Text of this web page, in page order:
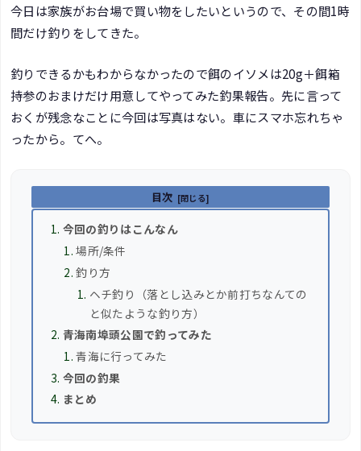
今日は家族がお台場で買い物をしたいというので、その間1時
間だけ釣りをしてきた。
釣りできるかもわからなかったので餌のイソメは20g＋餌箱
持参のおまけだけ用意してやってみた釣果報告。先に言って
おくが残念なことに今回は写真はない。車にスマホ忘れちゃ
ったから。てへ。
目次
今回の釣りはこんなん
場所/条件
釣り方
ヘチ釣り（落とし込みとか前打ちなんての
と似たような釣り方）
青海南埠頭公園で釣ってみた
青海に行ってみた
今回の釣果
まとめ